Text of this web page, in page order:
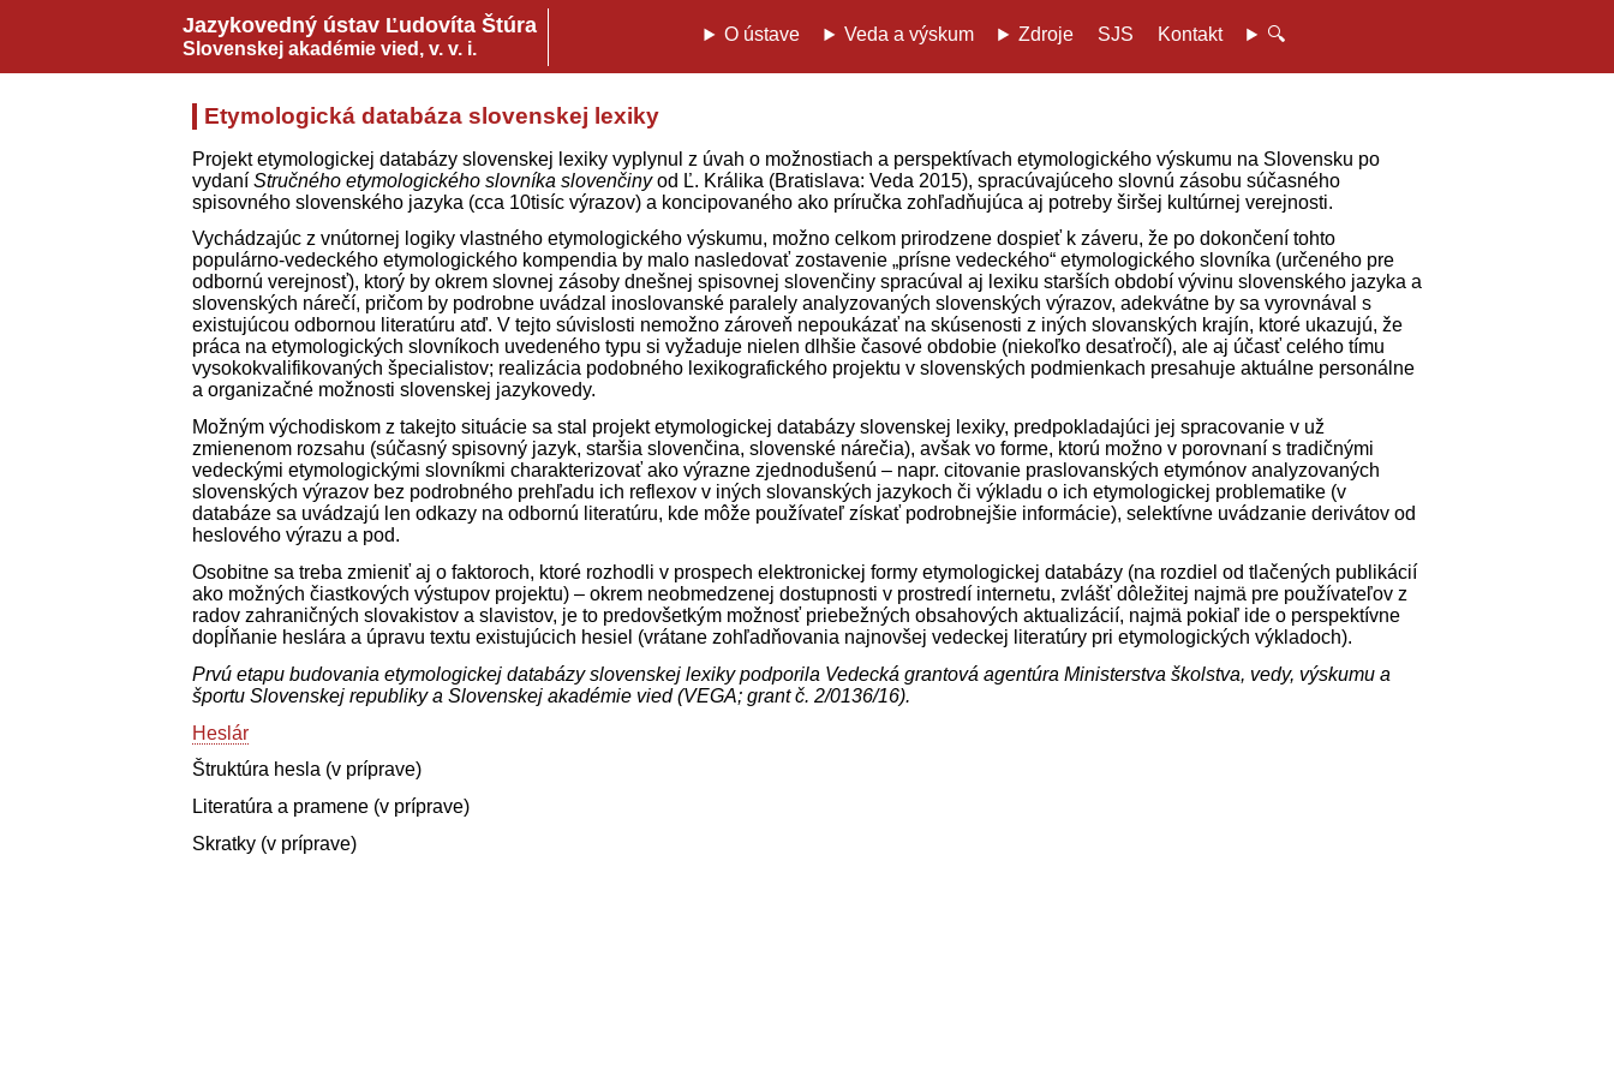
Jazykovedný ústav Ľudovíta Štúra
Slovenskej akadémie vied, v. v. i.
O ústave Veda a výskum Zdroje SJS Kontakt 🔍
Etymologická databáza slovenskej lexiky
Projekt etymologickej databázy slovenskej lexiky vyplynul z úvah o možnostiach a perspektívach etymologického výskumu na Slovensku po
vydaní Stručného etymologického slovníka slovenčinyod Ľ. Králika (Bratislava: Veda 2015), spracúvajúceho slovnú zásobu súčasného
spisovného slovenského jazyka (cca 10­tisíc výrazov) a koncipovaného ako príručka zohľadňujúca aj potreby širšej kultúrnej verejnosti.
Vychádzajúc z vnútornej logiky vlastného etymologického výskumu, možno celkom prirodzene dospieť k záveru, že po dokončení tohto
populárno-vedeckého etymologického kompendia by malo nasledovať zostavenie „prísne vedeckého“ etymologického slovníka (určeného pre
odbornú verejnosť), ktorý by okrem slovnej zásoby dnešnej spisovnej slovenčiny spracúval aj lexiku starších období vývinu slovenského jazyka a
slovenských nárečí, pričom by podrobne uvádzal inoslovanské paralely analyzovaných slovenských výrazov, adekvátne by sa vyrovnával s
existujúcou odbornou literatúru atď. V tejto súvislosti nemožno zároveň nepoukázať na skúsenosti z iných slovanských krajín, ktoré ukazujú, že
práca na etymologických slovníkoch uvedeného typu si vyžaduje nielen dlhšie časové obdobie (niekoľko desaťročí), ale aj účasť celého tímu
vysokokvalifikovaných špecialistov; realizácia podobného lexikografického projektu v slovenských podmienkach presahuje aktuálne personálne
a organizačné možnosti slovenskej jazykovedy.
Možným východiskom z takejto situácie sa stal projekt etymologickej databázy slovenskej lexiky, predpokladajúci jej spracovanie v už
zmienenom rozsahu (súčasný spisovný jazyk, staršia slovenčina, slovenské nárečia), avšak vo forme, ktorú možno v porovnaní s tradičnými
vedeckými etymologickými slovníkmi charakterizovať ako výrazne zjednodušenú – napr. citovanie praslovanských etymónov analyzovaných
slovenských výrazov bez podrobného prehľadu ich reflexov v iných slovanských jazykoch či výkladu o ich etymologickej problematike (v
databáze sa uvádzajú len odkazy na odbornú literatúru, kde môže používateľ získať podrobnejšie informácie), selektívne uvádzanie derivátov od
heslového výrazu a pod.
Osobitne sa treba zmieniť aj o faktoroch, ktoré rozhodli v prospech elektronickej formy etymologickej databázy (na rozdiel od tlačených publikácií
ako možných čiastkových výstupov projektu) – okrem neobmedzenej dostupnosti v prostredí internetu, zvlášť dôležitej najmä pre používateľov z
radov zahraničných slovakistov a slavistov, je to predovšetkým možnosť priebežných obsahových aktualizácií, najmä pokiaľ ide o perspektívne
dopĺňanie heslára a úpravu textu existujúcich hesiel (vrátane zohľadňovania najnovšej vedeckej literatúry pri etymologických výkladoch).
Prvú etapu budovania etymologickej databázy slovenskej lexiky podporila Vedecká grantová agentúra Ministerstva školstva, vedy, výskumu a
športu Slovenskej republiky a Slovenskej akadémie vied (VEGA; grant č. 2/0136/16).
Heslár
Štruktúra hesla (v príprave)
Literatúra a pramene (v príprave)
Skratky (v príprave)